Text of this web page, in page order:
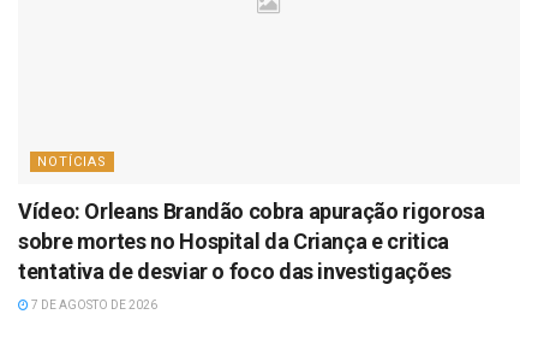
NOTÍCIAS
Vídeo: Orleans Brandão cobra apuração rigorosa
sobre mortes no Hospital da Criança e critica
tentativa de desviar o foco das investigações
7 DE AGOSTO DE 2026